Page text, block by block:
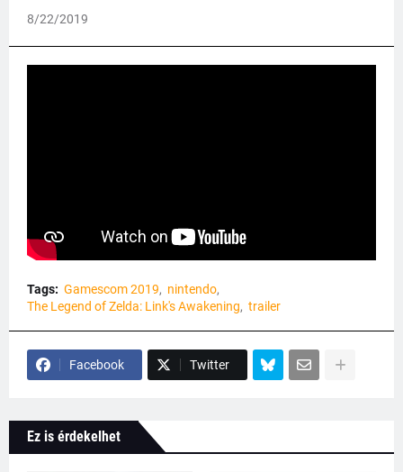
8/22/2019
Tags: Gamescom 2019
nintendo
The Legend of Zelda: Link's Awakening
trailer
Facebook Twitter
Ez is érdekelhet